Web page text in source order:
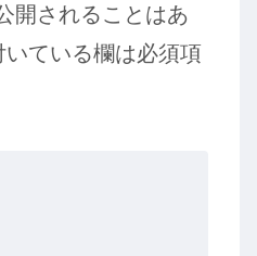
開されることはあ
いている欄は必須項